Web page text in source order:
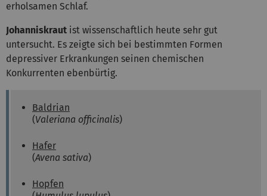
erholsamen Schlaf.
Johanniskraut ist wissenschaftlich heute sehr gut
untersucht. Es zeigte sich bei bestimmten Formen
depressiver Erkrankungen seinen chemischen
Konkurrenten ebenbürtig.
Baldrian
(Valeriana officinalis)
Hafer
(Avena sativa)
Hopfen